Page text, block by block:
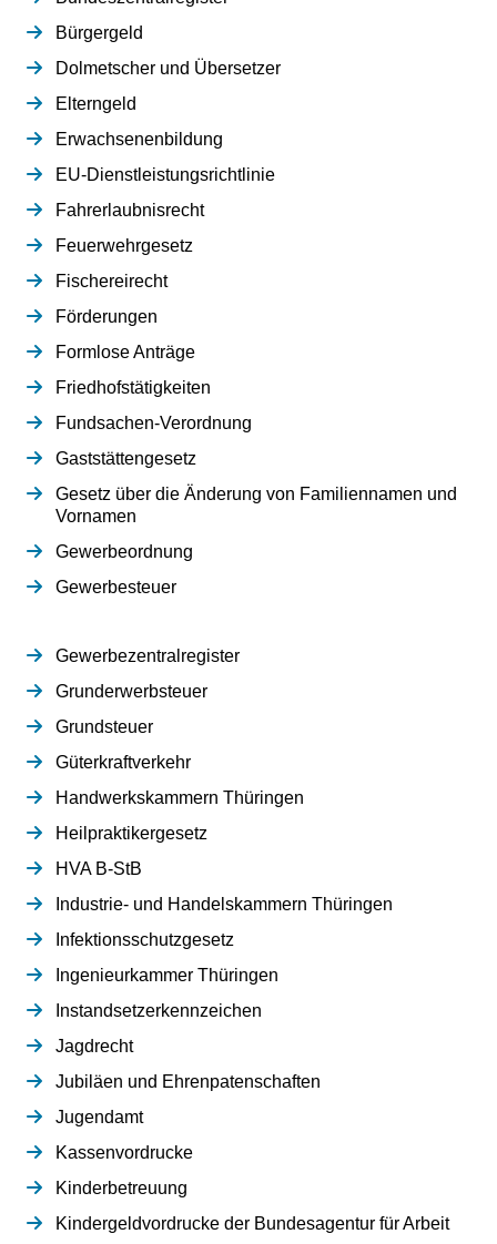
Bürgergeld
Dolmetscher und Übersetzer
Elterngeld
Erwachsenenbildung
EU-Dienstleistungsrichtlinie
Fahrerlaubnisrecht
Feuerwehrgesetz
Fischereirecht
Förderungen
Formlose Anträge
Friedhofstätigkeiten
Fundsachen-Verordnung
Gaststättengesetz
Gesetz über die Änderung von Familiennamen und
Vornamen
Gewerbeordnung
Gewerbesteuer
Gewerbezentralregister
Grunderwerbsteuer
Grundsteuer
Güterkraftverkehr
Handwerkskammern Thüringen
Heilpraktikergesetz
HVA B-StB
Industrie- und Handelskammern Thüringen
Infektionsschutzgesetz
Ingenieurkammer Thüringen
Instandsetzerkennzeichen
Jagdrecht
Jubiläen und Ehrenpatenschaften
Jugendamt
Kassenvordrucke
Kinderbetreuung
Kindergeldvordrucke der Bundesagentur für Arbeit